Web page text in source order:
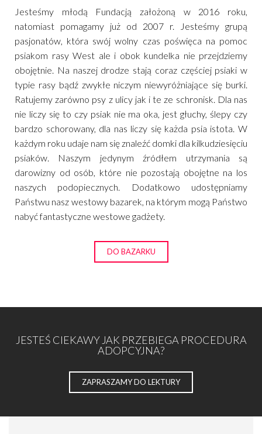
Jesteśmy młodą Fundacją założoną w 2016 roku,
natomiast pomagamy już od 2007 r. Jesteśmy grupą
pasjonatów, która swój wolny czas poświęca na pomoc
psiakom rasy West ale i obok kundelka nie przejdziemy
obojętnie. Na naszej drodze stają coraz częściej psiaki w
typie rasy bądź zwykłe niczym niewyróżniające się burki.
Ratujemy zarówno psy z ulicy jak i te ze schronisk. Dla nas
nie liczy się to czy psiak nie ma oka, jest głuchy, ślepy czy
bardzo schorowany, dla nas liczy się każda psia istota. W
każdym roku udaje nam się znaleźć domki dla kilkudziesięciu
psiaków. Naszym jedynym źródłem utrzymania są
darowizny od osób, które nie pozostają obojętne na los
naszych podopiecznych. Dodatkowo udostępniamy
Państwu nasz westowy bazarek, na którym mogą Państwo
nabyć fantastyczne westowe gadżety.
DO BAZARKU
JESTEŚ CIEKAWY JAK PRZEBIEGA PROCEDURA
ADOPCYJNA?
ZAPRASZAMY DO LEKTURY